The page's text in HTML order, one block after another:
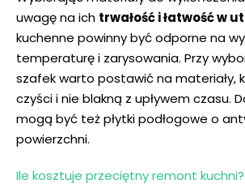
uwagę na ich trwałość i⁢ łatwość w
kuchenne powinny ‍być odporne na
‍temperaturę i zarysowania. Przy
szafek warto postawić na materiały,
⁤czyści i nie ‌blakną z upływem czasu.
mogą być też płytki podłogowe o
powierzchni.
Ile kosztuje przeciętny remont kuchni?